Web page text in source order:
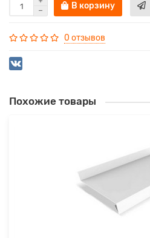
В корзину
0 отзывов
Похожие товары